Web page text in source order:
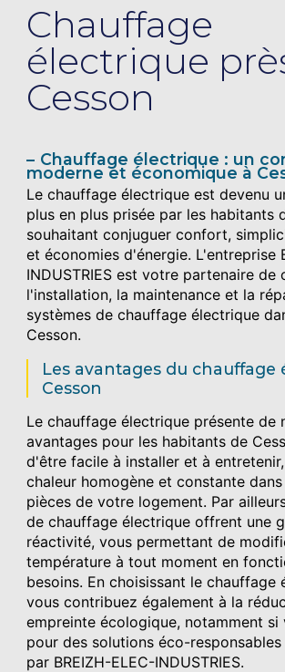
Chauffage
électrique
Cesson
Chauffage électrique : un
moderne et économique à
Le chauffage électrique est devenu
plus en plus prisée par les habitants
souhaitant conjuguer confort,
et économies d'énergie. L'entreprise
INDUSTRIES est votre partenaire de
l'installation, la maintenance et la
systèmes de chauffage électrique
Cesson.
Les avantages du chauffage
Cesson
Le chauffage électrique présente de
avantages pour les habitants de
d'être facile à installer et à
chaleur homogène et constante
pièces de votre logement. Par
de chauffage électrique offrent une
réactivité, vous permettant de
température à tout moment en
besoins. En choisissant le chauffage
vous contribuez également à la
empreinte écologique, notamment si
pour des solutions éco-
par BREIZH-ELEC-INDUSTRIES.